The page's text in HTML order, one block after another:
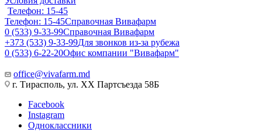
Телефон: 15-45
Телефон: 15-45Справочная Вивафарм
0 (533) 9-33-99Справочная Вивафарм
+373 (533) 9-33-99Для звонков из-за рубежа
0 (533) 6-22-20Офис компании "Вивафарм"
office@vivafarm.md
г. Тирасполь, ул. ХХ Партсъезда 58Б
Facebook
Instagram
Одноклассники